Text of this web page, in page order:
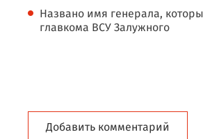
Названо имя генерала,
главкома ВСУ Залужного
Добавить комментарий